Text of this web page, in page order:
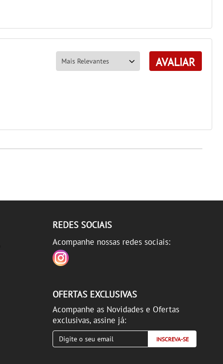
AVALIAR
REDES SOCIAIS
Acompanhe nossas redes sociais:
OFERTAS EXCLUSIVAS
Acompanhe as Novidades e Ofertas
exclusivas, assine já:
INSCREVA-SE